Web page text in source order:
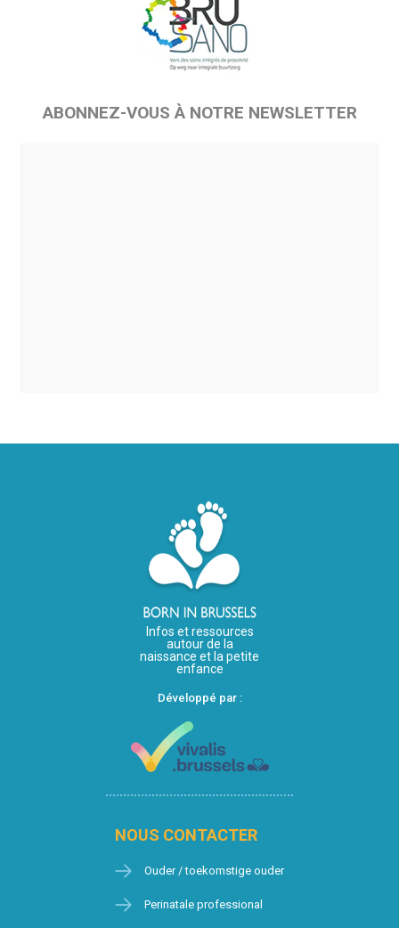
ABONNEZ-VOUS À NOTRE NEWSLETTER
Infos et ressources
autour de la
naissance et la petite
enfance
Développé par :
NOUS CONTACTER
Ouder / toekomstige ouder
Perinatale professional